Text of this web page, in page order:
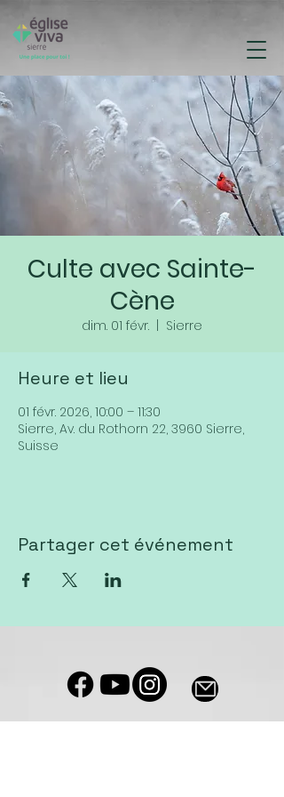
Culte avec Sainte-
Cène
dim. 01 févr. Sierre
Heure et lieu
01 févr. 2026, 10:00 – 11:30
Sierre, Av. du Rothorn 22, 3960 Sierre,
Suisse
Partager cet événement